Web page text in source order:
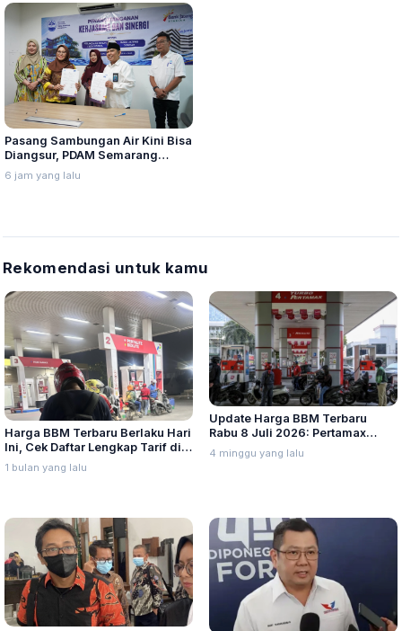
Pasang Sambungan Air Kini Bisa
Diangsur, PDAM Semarang
Gadeng Bank Jateng Syariah
6 jam yang lalu
Rekomendasi untuk kamu
Harga BBM Terbaru Berlaku Hari
Ini, Cek Daftar Lengkap Tarif di
Seluruh Indonesia
1 bulan yang lalu
Update Harga BBM Terbaru
Rabu 8 Juli 2026: Pertamax
Turbo, Dexlite, dan Pertamina
Dex Turun
4 minggu yang lalu